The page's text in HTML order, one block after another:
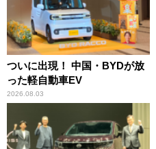
ついに出現！ 中国・BYDが放
った軽自動車EV
2026.08.03